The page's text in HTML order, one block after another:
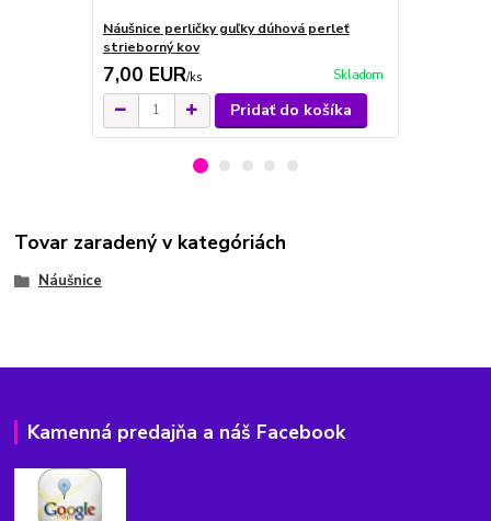
Náušnice perličky guľky dúhová perleť
strieborný kov
7,00 EUR/ks Skladom
Pridať do košíka
Tovar zaradený v kategóriách
Náušnice
Kamenná predajňa a náš Facebook